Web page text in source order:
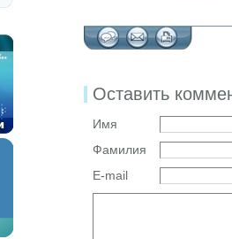
Оставить
Имя
Фамилия
E-mail